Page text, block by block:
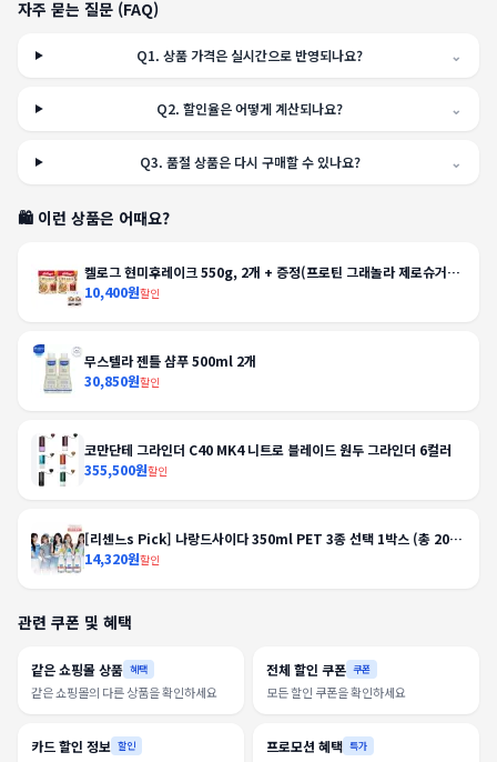
자주 묻는 질문 (FAQ)
Q1.상품 가격은 실시간으로 반영되나요? ⌄
Q2.할인율은 어떻게 계산되나요? ⌄
Q3. 품절 상품은 다시 구매할 수 있나요? ⌄
🛍️ 이런 상품은 어때요?
켈로그 현미후레이크 550g, 2개 + 증정(프로틴 그래놀라 제로슈거
40g, 2개)
10,400원할인
무스텔라 젠틀 샴푸 500ml 2개
30,850원할인
코만단테 그라인더 C40 MK4 니트로 블레이드 원두 그라인더 6컬러
355,500원할인
[리센느s Pick] 나랑드사이다 350ml PET 3종 선택 1박스 (총 20
입)
14,320원할인
관련 쿠폰 및 혜택
같은 쇼핑몰 상품 혜택
같은 쇼핑몰의 다른 상품을 확인하세요
전체 할인 쿠폰 쿠폰
모든 할인 쿠폰을 확인하세요
카드 할인 정보 할인 프로모션 혜택 특가